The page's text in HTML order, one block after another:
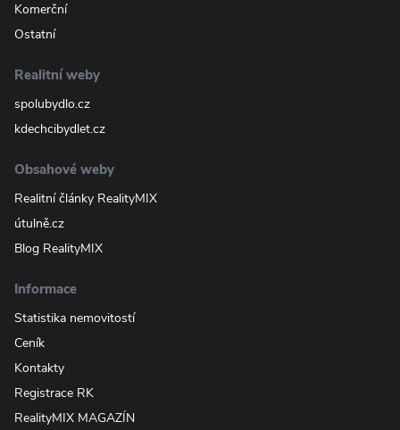
Komerční
Ostatní
Realitní weby
spolubydlo.cz
kdechcibydlet.cz
Obsahové weby
Realitní články RealityMIX
útulně.cz
Blog RealityMIX
Informace
Statistika nemovitostí
Ceník
Kontakty
Registrace RK
RealityMIX MAGAZÍN